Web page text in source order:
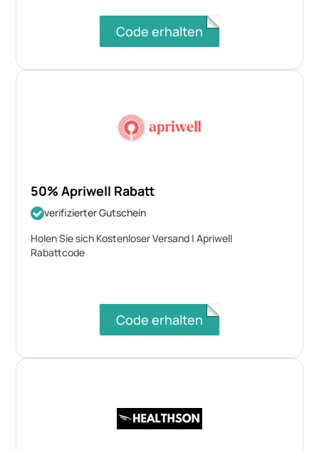
Code erhalten
50% Apriwell Rabatt
verifizierter Gutschein
Holen Sie sich Kostenloser Versand | Apriwell
Rabattcode
Code erhalten